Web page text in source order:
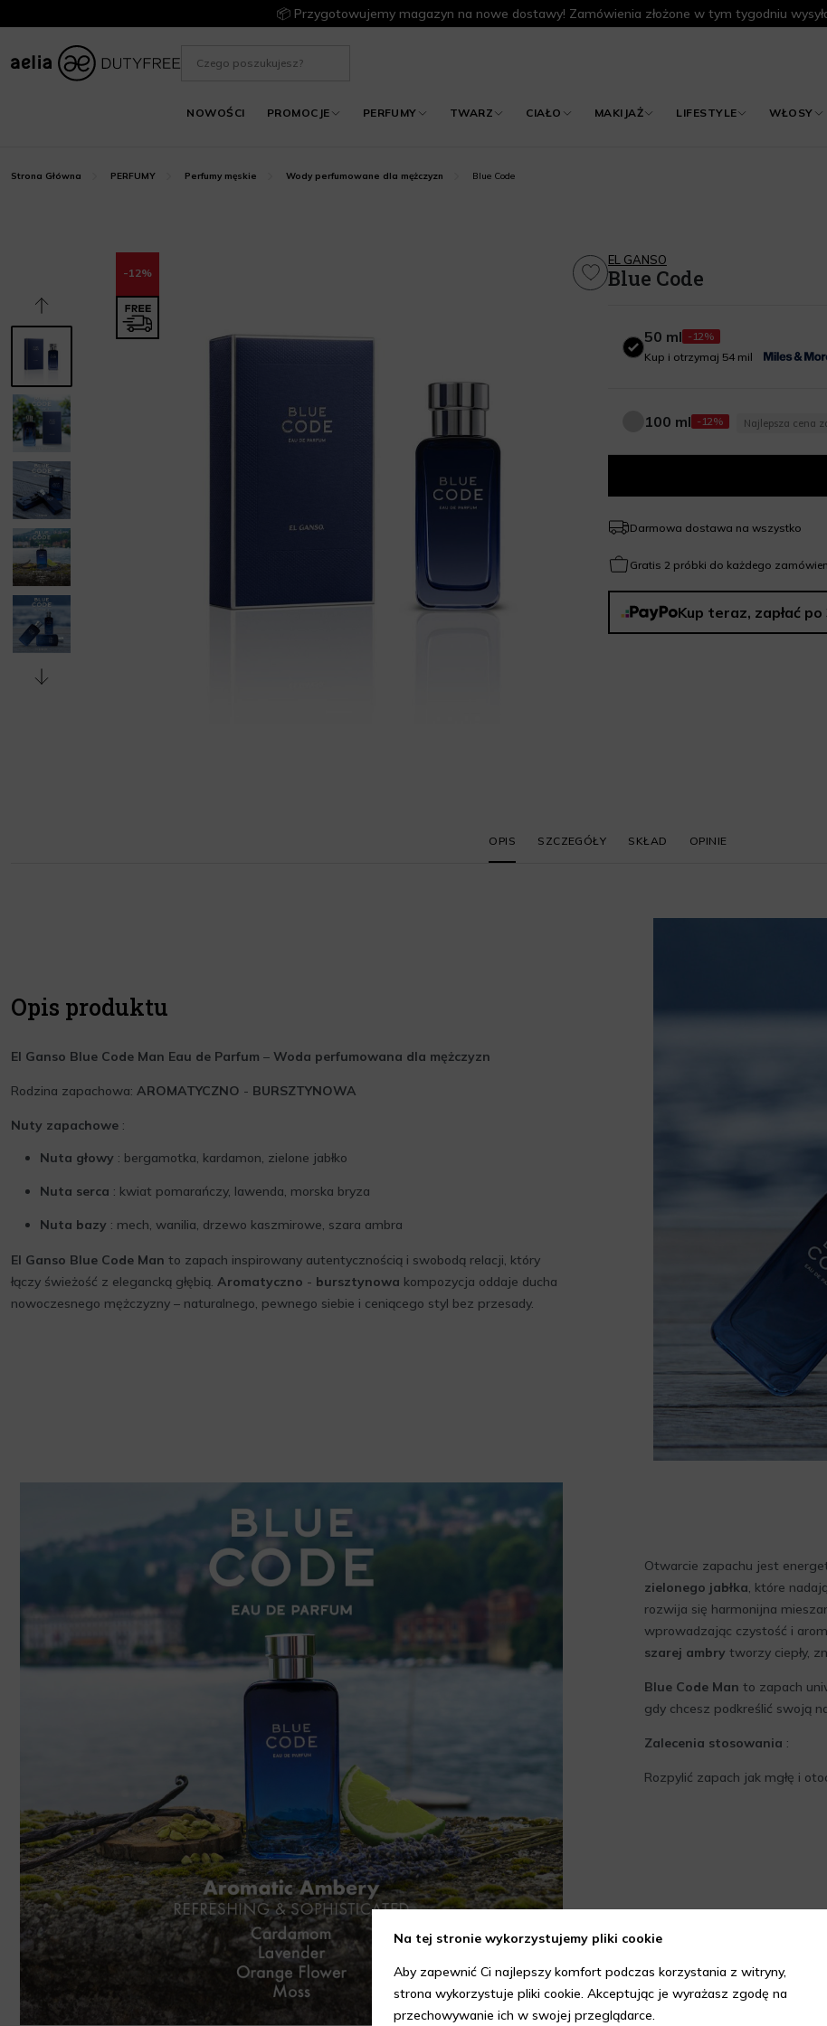
📦 Przygotowujemy magazyn na nowe dostawy! Zamówienia złożone w tym tygodniu
NOWOŚCI PROMOCJE PERFUMY TWARZ CIAŁO MAKIJAŻ LIFESTYLE WŁOSY
Strona Główna PERFUMY Perfumy męskie Wody perfumowane dla mężczyzn Blue Code
-12%
EL GANSO
Blue Code
50 ml
50 ml -12%
Kup i otrzymaj 54 mil
100 ml
100 ml -12% Najlepsza cena
Darmowa dostawa na wszystko
Gratis 2 próbki do każdego
Kup teraz, zapłać
OPIS SZCZEGÓŁY SKŁAD OPINIE
Opis produktu
El Ganso Blue Code Man Eau de Parfum – Woda perfumowana dla mężczyzn
Rodzina zapachowa: AROMATYCZNO - BURSZTYNOWA
Nuty zapachowe :
Nuta głowy : bergamotka, kardamon, zielone jabłko
Nuta serca : kwiat pomarańczy, lawenda, morska bryza
Nuta bazy : mech, wanilia, drzewo kaszmirowe, szara ambra
El Ganso Blue Code Man to zapach inspirowany autentycznością i swobodą relacji, który
łączy świeżość z elegancką głębią. Aromatyczno - bursztynowa kompozycja oddaje ducha
nowoczesnego mężczyzny – naturalnego, pewnego siebie i ceniącego styl bez przesady.
Otwarcie zapachu jest
zielonego jabłka, które
rozwija się harmonijna
wprowadzając czystość i
szarej ambry tworzy ciepły,
Blue Code Man to zapach
gdy chcesz podkreślić swoją
Zalecenia stosowania :
Rozpylić zapach jak mgłę i
Na tej stronie wykorzystujemy pliki cookie
Aby zapewnić Ci najlepszy komfort podczas korzystania z witryny,
strona wykorzystuje pliki cookie. Akceptując je wyrażasz zgodę na
przechowywanie ich w swojej przeglądarce.